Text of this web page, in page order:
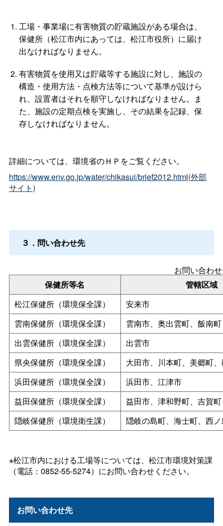
工場・事業場に有害物質の貯蔵施設がある場合は、
保健所（松江市内にあっては、松江市役所）に届け
出なければなりません。
有害物質を使用又は貯蔵等する施設に対し、施設の
構造・使用方法・点検方法等について基準が設けら
れ、設置者はそれを順守しなければなりません。ま
た、施設の定期点検を実施し、その結果を記録、保
存しなければなりません。
詳細については、環境省のＨＰをご覧ください。
https://www.env.go.jp/water/chikasui/brief2012.html(外部
サイト)
３．問い合わせ先
お問い合わ
保健所等名
管轄区域
松江保健所（環境保全課）
安来市
雲南保健所（環境保全課）
雲南市、奥出雲町、飯南町
出雲保健所（環境保全課）
出雲市
県央保健所（環境保全課）
大田市、川本町、美郷町
浜田保健所（環境保全課）
浜田市、江津市
益田保健所（環境保全課）
益田市、津和野町、吉賀町
隠岐保健所（環境衛生課）
隠岐の島町、海士町、西
※松江市内における工場等については、松江市環境対策課
（電話：0852-55-5274）にお問い合わせください。
お問い合わせ先